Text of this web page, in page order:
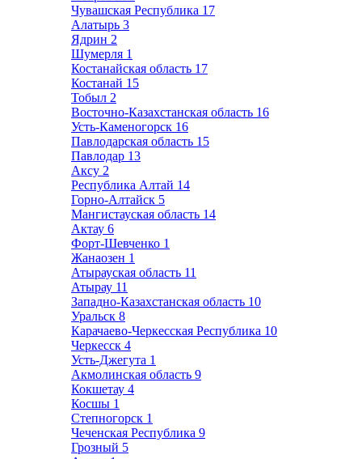
Чувашская Республика 17
Алатырь 3
Ядрин 2
Шумерля 1
Костанайская область 17
Костанай 15
Тобыл 2
Восточно-Казахстанская область 16
Усть-Каменогорск 16
Павлодарская область 15
Павлодар 13
Аксу 2
Республика Алтай 14
Горно-Алтайск 5
Мангистауская область 14
Актау 6
Форт-Шевченко 1
Жанаозен 1
Атырауская область 11
Атырау 11
Западно-Казахстанская область 10
Уральск 8
Карачаево-Черкесская Республика 10
Черкесск 4
Усть-Джегута 1
Акмолинская область 9
Кокшетау 4
Косшы 1
Степногорск 1
Чеченская Республика 9
Грозный 5